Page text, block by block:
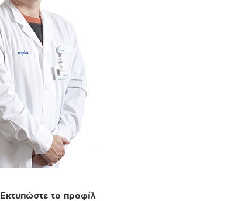
Εκτυπώστε το προφίλ